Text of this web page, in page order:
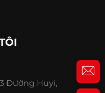
Đường Huyi,